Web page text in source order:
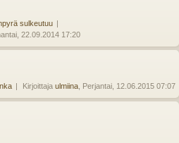
sulkeutuu
22.09.2014 17:20
Kirjoittaja ulmiina , Perjantai, 12.06.2015 07:07